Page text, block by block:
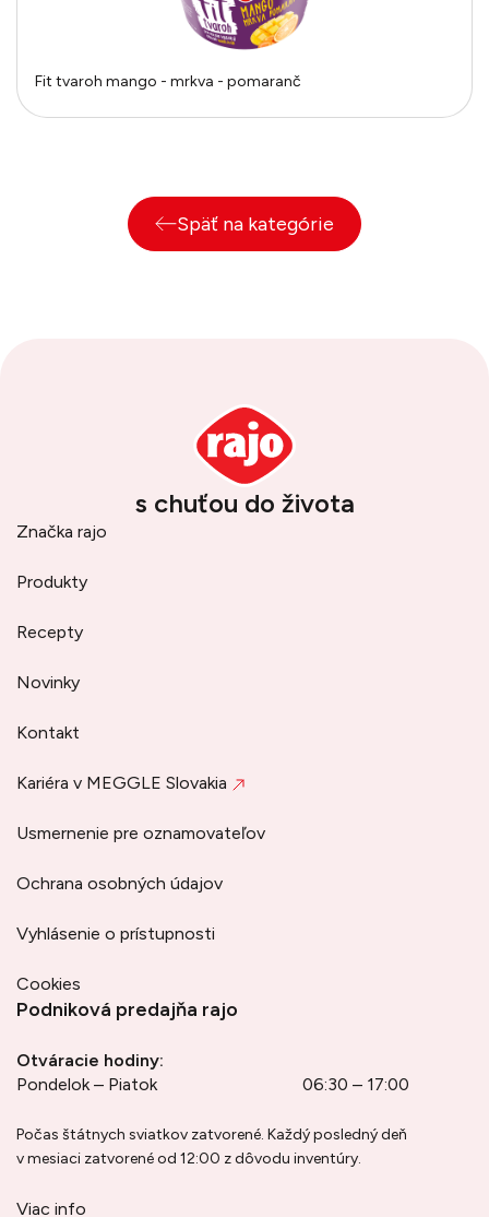
Fit tvaroh mango - mrkva - pomaranč
Späť na kategórie
s chuťou do života
Značka rajo
Produkty
Recepty
Novinky
Kontakt
Kariéra v MEGGLE Slovakia
Usmernenie pre oznamovateľov
Ochrana osobných údajov
Vyhlásenie o prístupnosti
Cookies
Podniková predajňa rajo
Otváracie hodiny:
Pondelok – Piatok
06:30 – 17:00
Počas štátnych sviatkov zatvorené. Každý posledný deň
v mesiaci zatvorené od 12:00 z dôvodu inventúry.
Viac info